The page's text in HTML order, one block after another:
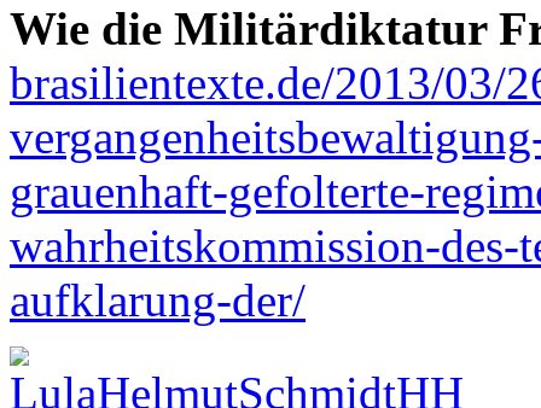
Wie die Militärdiktatur
brasilientexte.de/2013/03/
grauenhaft-gefolterte-
wahrheitskommission-des-
aufklarung-der/